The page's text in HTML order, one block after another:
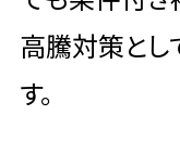
高騰対策と
す。